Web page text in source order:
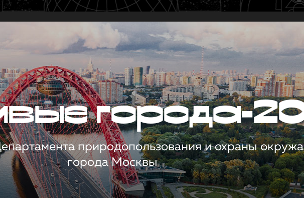
города-
природопользования и охраны
города Москвы